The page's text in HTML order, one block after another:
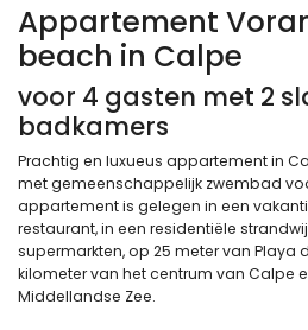
Appartement
beach in Calpe
voor 4 gasten met 2
badkamers
Prachtig en luxueus appartement in
met gemeenschappelijk zwembad
appartement is gelegen in een
restaurant, in een residentiële
supermarkten, op 25 meter van Playa
kilometer van het centrum van Calpe
Middellandse Zee.